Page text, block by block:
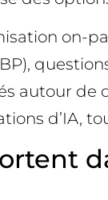
on-
autour de
d’IA,